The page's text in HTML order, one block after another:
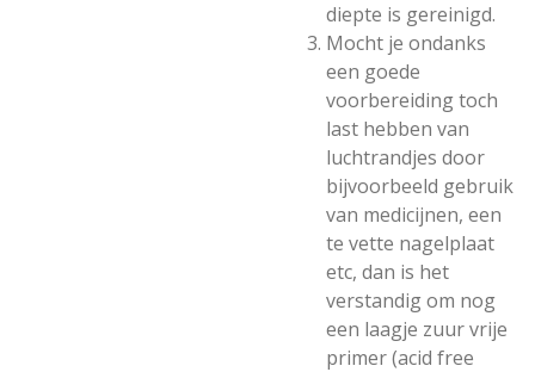
diepte is gereinigd.
Mocht je ondanks
een goede
voorbereiding toch
last hebben van
luchtrandjes door
bijvoorbeeld gebruik
van medicijnen, een
te vette nagelplaat
etc, dan is het
verstandig om nog
een laagje zuur vrije
primer (acid free